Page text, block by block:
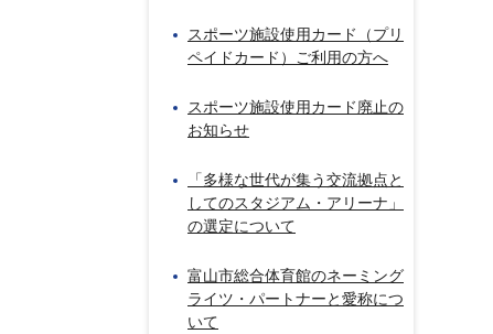
スポーツ施設使用カード（プリ
ペイドカード）ご利用の方へ
スポーツ施設使用カード廃止の
お知らせ
「多様な世代が集う交流拠点と
してのスタジアム・アリーナ」
の選定について
富山市総合体育館のネーミング
ライツ・パートナーと愛称につ
いて